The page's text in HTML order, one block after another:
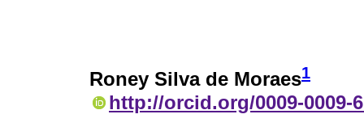
Roney Silva de Moraes1
http://orcid.org/0009-0009-